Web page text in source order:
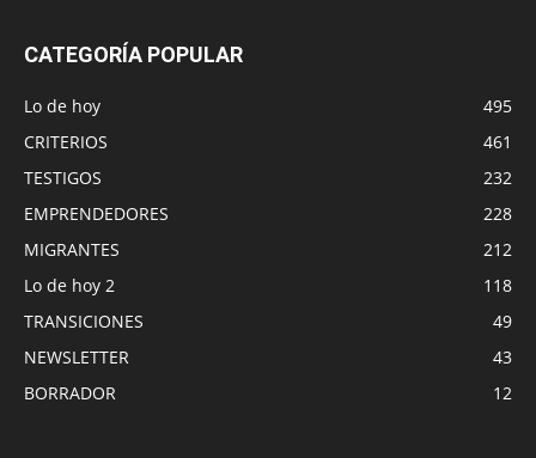
CATEGORÍA POPULAR
Lo de hoy
495
CRITERIOS
461
TESTIGOS
232
EMPRENDEDORES
228
MIGRANTES
212
Lo de hoy 2
118
TRANSICIONES
49
NEWSLETTER
43
BORRADOR
12